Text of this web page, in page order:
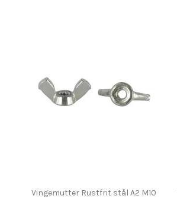
Vingemutter Rustfrit stål A2 M10